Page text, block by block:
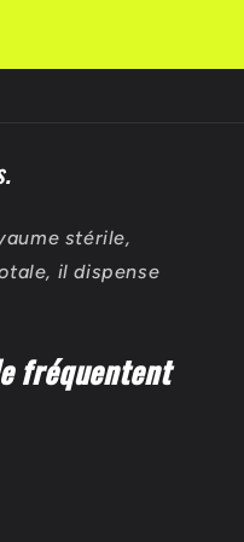
stérile,
il dispense
fréquentent